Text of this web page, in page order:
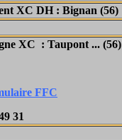
XC DH : Bignan (56)
XC : Taupont ... (56)
FFC
31